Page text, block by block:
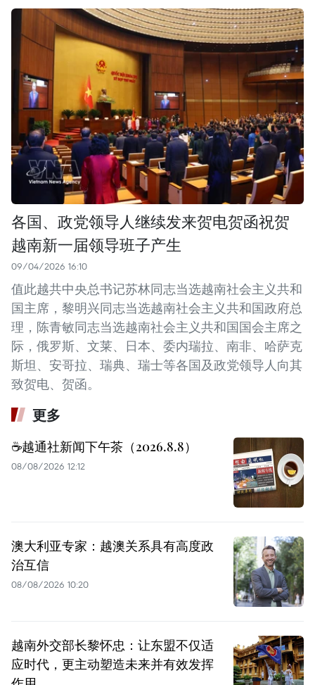
各国、政党领导人继续发来贺电贺函祝贺
越南新一届领导班子产生
09/04/2026 16:10
值此越共中央总书记苏林同志当选越南社会主义共和
国主席，黎明兴同志当选越南社会主义共和国政府总
理，陈青敏同志当选越南社会主义共和国国会主席之
际，俄罗斯、文莱、日本、委内瑞拉、南非、哈萨克
斯坦、安哥拉、瑞典、瑞士等各国及政党领导人向其
致贺电、贺函。
更多
☕️越通社新闻下午茶（2026.8.8）
08/08/2026 12:12
澳大利亚专家：越澳关系具有高度政
治互信
08/08/2026 10:20
越南外交部长黎怀忠：让东盟不仅适
应时代，更主动塑造未来并有效发挥